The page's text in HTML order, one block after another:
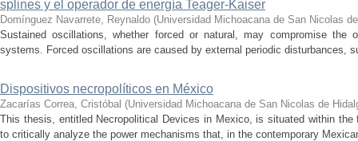
splines y el operador de energía Teager-Kaiser
Domínguez Navarrete, Reynaldo (Universidad Michoacana de San Nicolas
Sustained oscillations, whether forced or natural, may compromise the
systems. Forced oscillations are caused by external periodic disturbances,
Dispositivos necropolíticos en México
Zacarías Correa, Cristóbal (Universidad Michoacana de San Nicolas de
This thesis, entitled Necropolitical Devices in Mexico, is situated within
to critically analyze the power mechanisms that, in the contemporary